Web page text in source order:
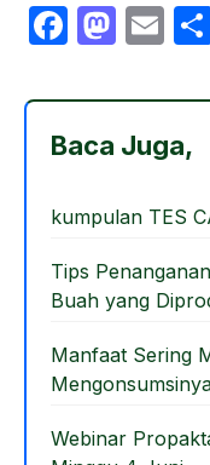
F
c
e
o
o
k
M
st
o
o
n
E
ail
Baca Juga,
kumpulan TES
Tips
Buah yang
Manfaat Sering
Webinar